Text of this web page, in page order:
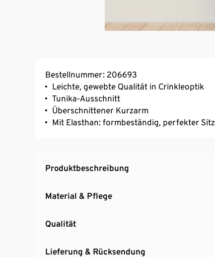
Bestellnummer: 206693
Leichte, gewebte Qualität in Crinkleoptik
Tunika-Ausschnitt
Überschnittener Kurzarm
Mit Elasthan: formbeständig, perfekter
Produktbeschreibung
Material & Pflege
Qualität
Lieferung & Rücksendung